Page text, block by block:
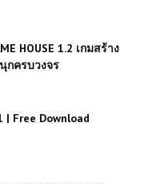
HOUSE 1.2 เกมสร้าง
กครบวงจร
| Free Download